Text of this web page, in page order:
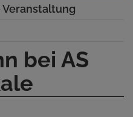
Veranstaltung
bei AS